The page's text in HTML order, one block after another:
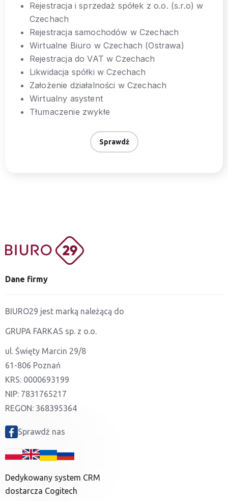
Rejestracja i sprzedaż spółek z o.o. (s.r.o) w
Czechach
Rejestracja samochodów w Czechach
Wirtualne Biuro w Czechach (Ostrawa)
Rejestracja do VAT w Czechach
Likwidacja spółki w Czechach
Założenie działalności w Czechach
Wirtualny asystent
Tłumaczenie zwykłe
Sprawdź
Dane firmy
BIURO29 jest marką należącą do
GRUPA FARKAS sp. z o.o.
ul. Święty Marcin 29/8
61-806 Poznań
KRS: 0000693199
NIP: 7831765217
REGON: 368395364
Sprawdź nas
Dedykowany system CRM
dostarcza Cogitech